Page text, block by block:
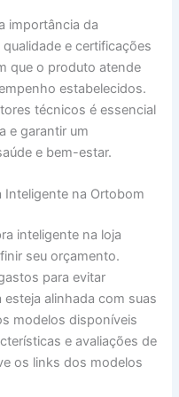
importância da
e certificações
que o produto atende
estabelecidos.
técnicos é essencial
e garantir um
e bem-estar.
Inteligente na Ortobom
inteligente na loja
seu orçamento.
para evitar
alinhada com suas
modelos disponíveis
e avaliações de
os links dos modelos